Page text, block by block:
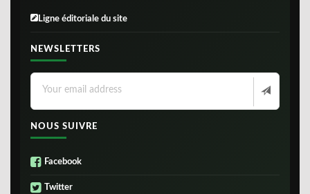
Ligne éditoriale du site
NEWSLETTERS
NOUS SUIVRE
Facebook
Twitter